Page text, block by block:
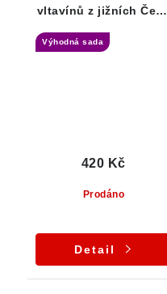
vltavínů z jižních Čech
Výhodná sada
Prodáno
420 Kč
Detail